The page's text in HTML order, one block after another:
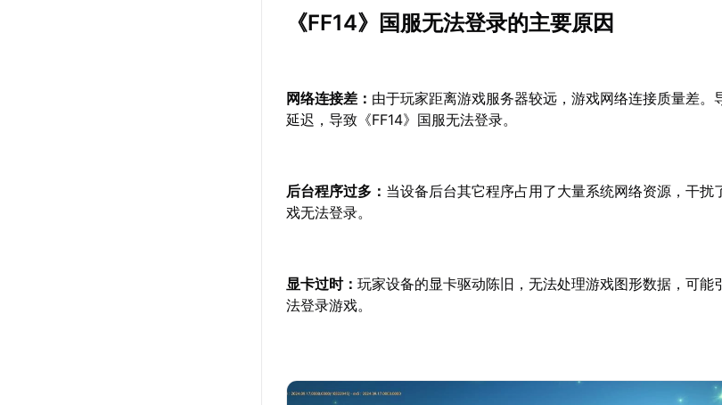
《FF14》国服无法登录的主要原因
网络连接差： 由于玩家距离游戏服务器较远，游戏网络连接质量差。
延迟，导致《FF14》国服无法登录。
后台程序过多： 当设备后台其它程序占用了大量系统网络资源，干扰
戏无法登录。
显卡过时：玩家设备的显卡驱动陈旧，无法处理游戏图形数据，可能
法登录游戏。